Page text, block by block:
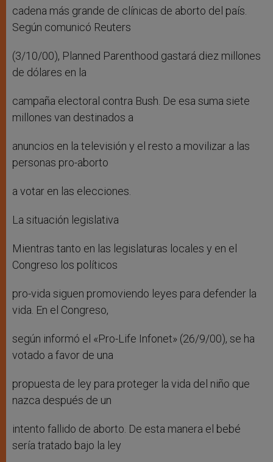
cadena más grande de clínicas de aborto del país.
Según comunicó Reuters
(3/10/00), Planned Parenthood gastará diez millones
de dólares en la
campaña electoral contra Bush. De esa suma siete
millones van destinados a
anuncios en la televisión y el resto a movilizar a las
personas pro-aborto
a votar en las elecciones.
La situación legislativa
Mientras tanto en las legislaturas locales y en el
Congreso los políticos
pro-vida siguen promoviendo leyes para defender la
vida. En el Congreso,
según informó el «Pro-Life Infonet» (26/9/00), se ha
votado a favor de una
propuesta de ley para proteger la vida del niño que
nazca después de un
intento fallido de aborto. De esta manera el bebé
sería tratado bajo la ley